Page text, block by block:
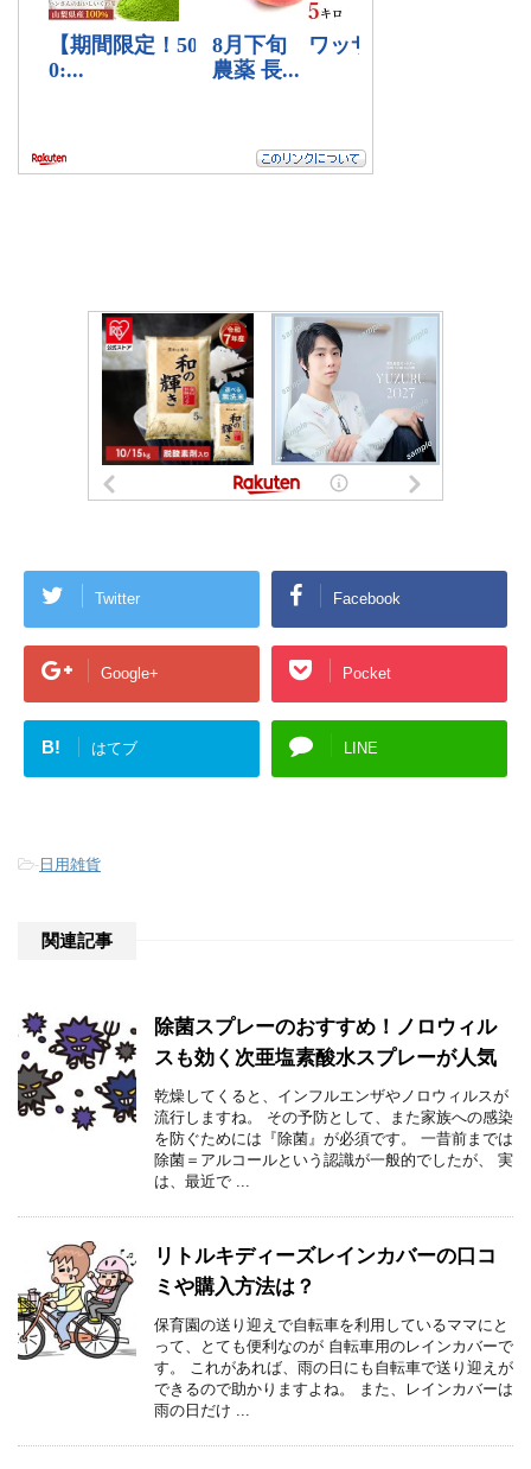
Twitter Facebook
Google+ Pocket
B! はてブ LINE
-日用雑貨
関連記事
除菌スプレーのおすすめ！ノロウィル
スも効く次亜塩素酸水スプレーが人気
乾燥してくると、インフルエンザやノロウィルスが
流行しますね。 その予防として、また家族への感染
を防ぐためには『除菌』が必須です。 一昔前までは
除菌＝アルコールという認識が一般的でしたが、 実
は、最近で ...
リトルキディーズレインカバーの口コ
ミや購入方法は？
保育園の送り迎えで自転車を利用しているママにと
って、とても便利なのが 自転車用のレインカバーで
す。 これがあれば、雨の日にも自転車で送り迎えが
できるので助かりますよね。 また、レインカバーは
雨の日だけ ...